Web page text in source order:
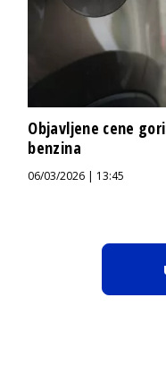
Objavljene cene
benzina
06/03/2026 | 13:45